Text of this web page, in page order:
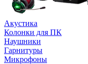
Акустика
Колонки для ПК
Наушники
Гарнитуры
Микрофоны